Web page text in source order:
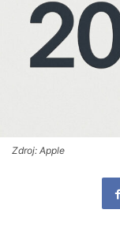
Zdroj: Apple